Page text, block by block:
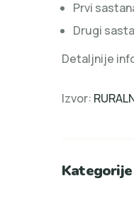
Prvi
Drugi
Detaljnije
Izvor:
Kategorije